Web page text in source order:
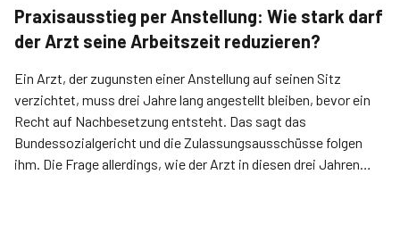
Praxisausstieg per Anstellung: Wie stark darf
der Arzt seine Arbeitszeit reduzieren?
Ein Arzt, der zuguns­ten einer Anstellung auf seinen Sitz
verzichtet, muss drei Jahre lang angestellt bleiben, bevor ein
Recht auf Nachbesetzung entsteht. Das sagt das
Bundessozialgericht und die Zulassungsausschüsse folgen
ihm. Die Frage allerdings, wie der Arzt in diesen drei Jahren